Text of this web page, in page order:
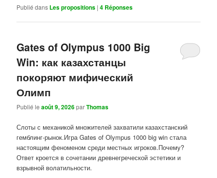
Publié dans Les propositions |4 Réponses
Gates of Olympus 1000 Big
Win: как казахстанцы
покоряют мифический
Олимп
Publié leaoût 9, 2026parThomas
Слоты с механикой множителей захватили казахстанский
гемблинг-рынок.Игра Gates of Olympus 1000 big win стала
настоящим феноменом среди местных игроков.Почему?
Ответ кроется в сочетании древнегреческой эстетики и
взрывной волатильности.